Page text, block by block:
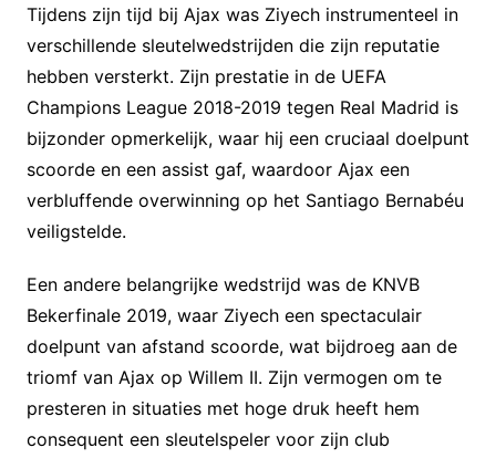
Tijdens zijn tijd bij Ajax was Ziyech instrumenteel in
verschillende sleutelwedstrijden die zijn reputatie
hebben versterkt. Zijn prestatie in de UEFA
Champions League 2018-2019 tegen Real Madrid is
bijzonder opmerkelijk, waar hij een cruciaal doelpunt
scoorde en een assist gaf, waardoor Ajax een
verbluffende overwinning op het Santiago Bernabéu
veiligstelde.
Een andere belangrijke wedstrijd was de KNVB
Bekerfinale 2019, waar Ziyech een spectaculair
doelpunt van afstand scoorde, wat bijdroeg aan de
triomf van Ajax op Willem II. Zijn vermogen om te
presteren in situaties met hoge druk heeft hem
consequent een sleutelspeler voor zijn club